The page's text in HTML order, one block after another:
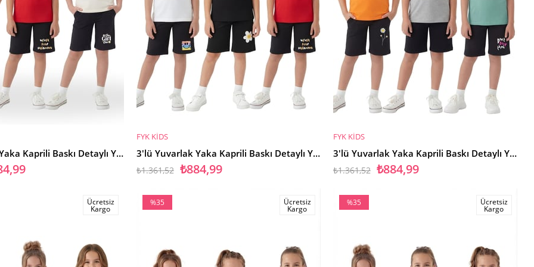
3'lü Yuvarlak Yaka Kaprili Baskı Detaylı Yazlık Kız Çocuk 6 Parça Alt Üst Takım
SEPETE EKLE
FYK KİDS
3'lü Yuvarlak Yaka Kaprili Baskı Detaylı Yazlık Kız Çocuk 6 Parça Alt Üst Takım
₺884,99
₺1.361,52
SEPETE EKLE
FYK KİDS
3'lü Yuvarlak Yaka Kaprili Baskı Detaylı Yazlık Kız Çocuk 6 Parça Alt Üst Takım
₺884,99
₺1.361,52
Ücretsiz
Kargo
%35
Ücretsiz
Kargo
%35
Ücretsiz
Kargo